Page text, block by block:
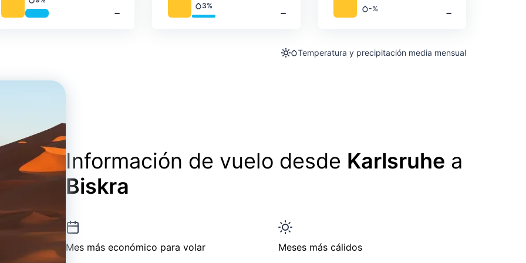
‐
Precipitación
‐
Precipitación
3% ‐
Precipitación
-%
Temperatura y precipitación media mensual
Información de vuelo desde Karlsruhe a
Biskra
Mes más económico para volar Meses más cálidos